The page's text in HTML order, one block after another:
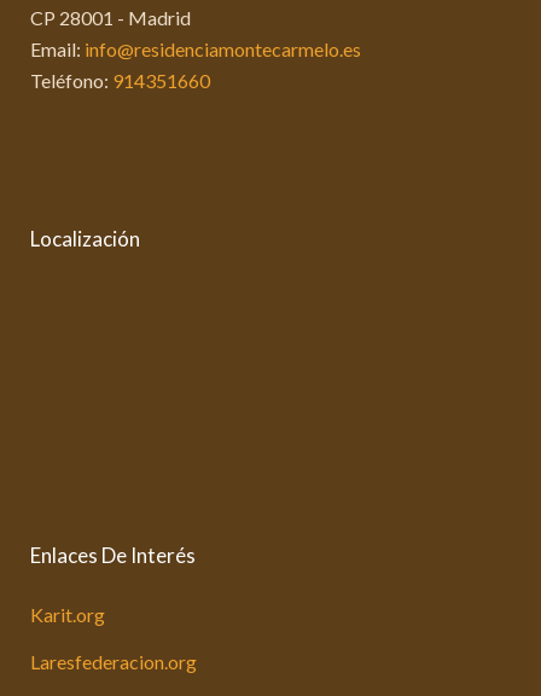
CP 28001 - Madrid
Email: info@residenciamontecarmelo.es
Teléfono: 914351660
Localización
Enlaces De Interés
Karit.org
Laresfederacion.org